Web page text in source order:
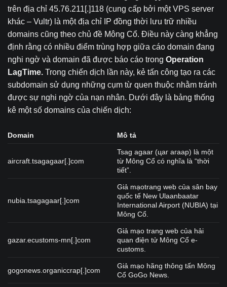
trên địa chỉ 45.76.211[.]118 (cung cấp bởi một VPS server
khác – Vultr) là một địa chỉ IP đồng thời lưu trữ nhiều
domains cũng theo chủ đề Mông Cổ. Điều này càng khẳng
định rằng có nhiều điểm trùng hợp giữa cáo domain đang
nghi ngờ và domain đã được báo cáo trong Operation
LagTime. Trong chiến dịch lần này, kẻ tấn công tạo ra các
subdomain sử dụng những cụm từ quen thuộc nhằm tránh
được sự nghi ngờ của nạn nhân. Dưới đây là bảng thống
kê một số domains của chiến dịch:
Domain Mô tả
aircraft.tsagagaar[.]com
Tsag agaar (цаг агаар) là một
từ Mông Cổ có nghĩa là “thời
tiết”.
nubia.tsagagaar[.]com
Giả mạotrang web của sân bay
quốc tế New Ulaanbaatar
International Airport (NUBIA) tại
Mông Cổ.
gazar.ecustoms-mn[.]com
Giả mạo trang web của hải
quan điện tử Mông Cổ e-
customs.
gogonews.organiccrap[.]com
Giả mạo hãng thông tấn Mông
Cổ GoGo News.